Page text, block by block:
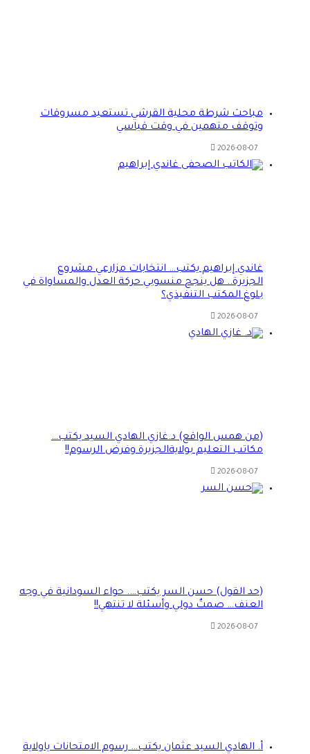
مباحث شرطة محلية القرشي تستعيد مسروقات
وتوقف متهمين في وقت قياسي
2026-08-07
غاندي إبراهيم يكتب… انتخابات مزارعي مشروع
الجزيرة.. هل ينجح منسوبي حركة العدل والمساواة في
بلوغ المكتب التنفيذي؟
2026-08-07
(من همس الواقع) د.غازي الهادي السيد يكتب…
مكاتب التعليم بولايةالجزيرة وفرض الرسوم!!
2026-08-07
(حد القول) حسن السر يكتب…. حواء السودانية في وجه
العنف… صمتٌ دولي وأسئلة لا تنتهي!!
2026-08-07
أ. الهادي السيد عثمان يكتب… رسوم الامتحانات ياولاية